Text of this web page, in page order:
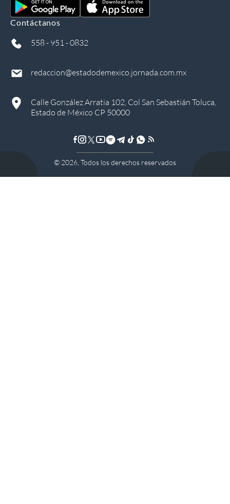
Contáctanos
558 - 951 - 0832
redaccion@estadodemexico.jornada.com.mx
Calle González Arratia 102, Col San Sebastián Toluca,
Estado de México CP 50000
© 2026 , Todos los derechos reservados